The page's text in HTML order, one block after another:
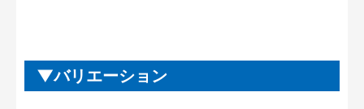
バリエーション